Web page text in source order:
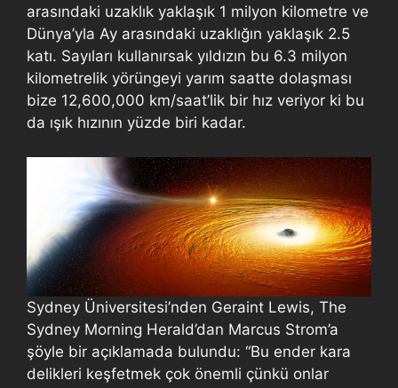
arasındaki uzaklık yaklaşık 1 milyon kilometre ve
Dünya’yla Ay arasındaki uzaklığın yaklaşık 2.5
katı. Sayıları kullanırsak yıldızın bu 6.3 milyon
kilometrelik yörüngeyi yarım saatte dolaşması
bize 12,600,000 km/saat’lik bir hız veriyor ki bu
da ışık hızının yüzde biri kadar.
Sydney Üniversitesi’nden Geraint Lewis, The
Sydney Morning Herald’dan Marcus Strom’a
şöyle bir açıklamada bulundu: “Bu ender kara
delikleri keşfetmek çok önemli çünkü onlar